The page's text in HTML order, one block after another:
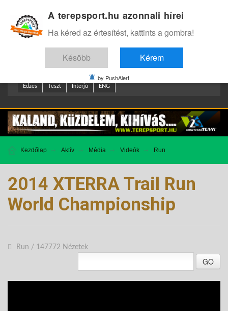
Edzes Teszt Interjú ENG
Kezdőlap Aktív Média Videók Run
2014 XTERRA Trail Run
World Championship
Run / 147772 Nézetek
GO
A terepsport.hu azonnali hírei
Ha kéred az értesítést, kattints a gombra!
Késöbb Kérem
by PushAlert